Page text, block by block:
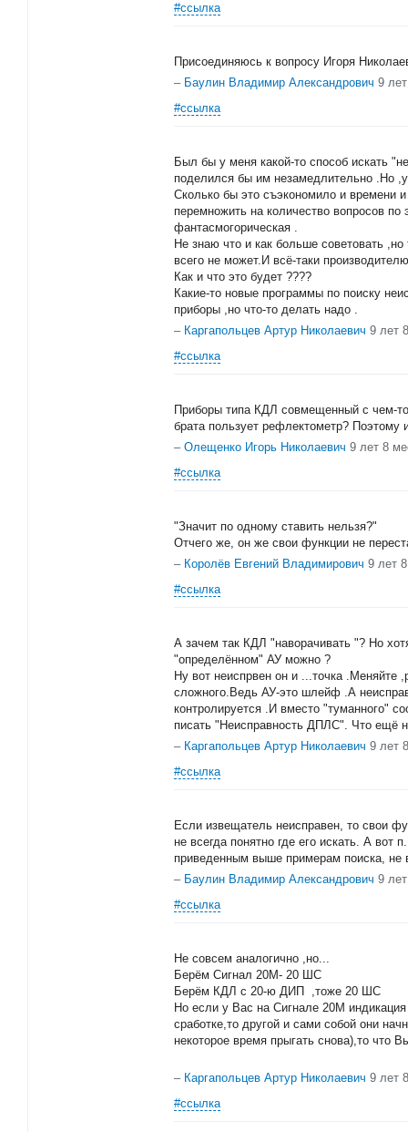
#ссылка
Присоединяюсь к вопросу Игоря
– Баулин Владимир Александрович 9
#ссылка
Был бы у меня какой-то способ искать
поделился бы им незамедлительно .Но
Сколько бы это съэкономило и времени
перемножить на количество вопросов
фантасмогорическая .
Не знаю что и как больше советовать
всего не может.И всё-таки
Как и что это будет ????
Какие-то новые программы по поиску
приборы ,но что-то делать надо .
– Каргапольцев Артур Николаевич 9 лет
#ссылка
Приборы типа КДЛ совмещенный с чем-
брата пользует рефлектометр? Поэтому
– Олещенко Игорь Николаевич 9 лет 8
#ссылка
"Значит по одному ставить нельзя?"
Отчего же, он же свои функции не
– Королёв Евгений Владимирович 9 лет
#ссылка
А зачем так КДЛ "наворачивать "? Но
"определённом" АУ можно ?
Ну вот неиспрвен он и ...точка .Меняйте
сложного.Ведь АУ-это шлейф .А
контролируется .И вместо "туманного"
писать "Неисправность ДПЛС". Что
– Каргапольцев Артур Николаевич 9 лет
#ссылка
Если извещатель неисправен, то свои
не всегда понятно где его искать. А вот
приведенным выше примерам поиска, не
– Баулин Владимир Александрович 9
#ссылка
Не совсем аналогично ,но...
Берём Сигнал 20М- 20 ШС
Берём КДЛ с 20-ю ДИП ,тоже 20 ШС
Но если у Вас на Сигнале 20М
сработке,то другой и сами собой они
некоторое время прыгать снова),то что
– Каргапольцев Артур Николаевич 9 лет
#ссылка